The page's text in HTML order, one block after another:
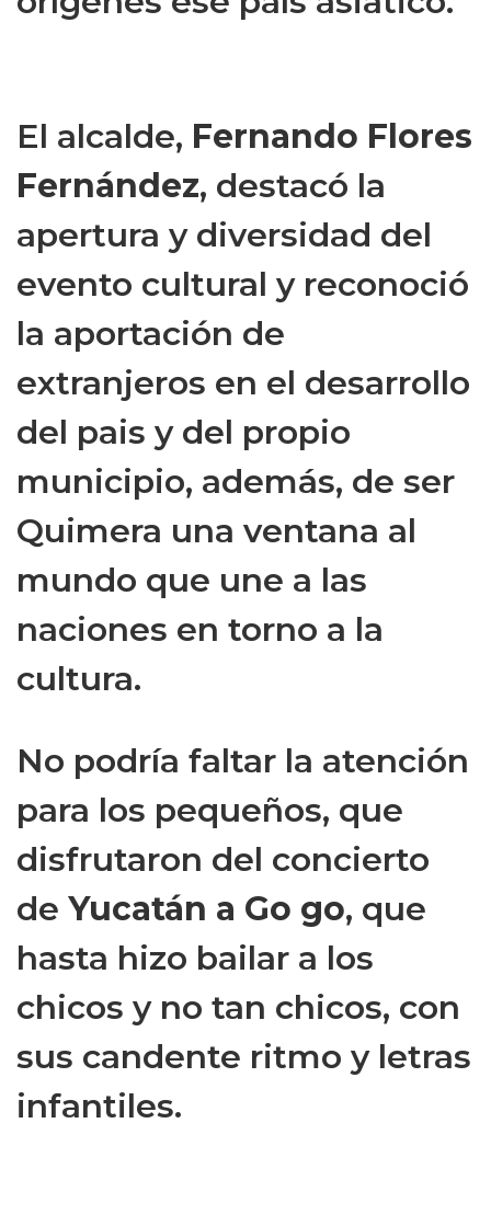
El alcalde, Fernando Flores
Fernández, destacó la
apertura y diversidad del
evento cultural y reconoció
la aportación de
extranjeros en el desarrollo
del pais y del propio
municipio, además, de ser
Quimera una ventana al
mundo que une a las
naciones en torno a la
cultura.
No podría faltar la atención
para los pequeños, que
disfrutaron del concierto
de Yucatán a Go go, que
hasta hizo bailar a los
chicos y no tan chicos, con
sus candente ritmo y letras
infantiles.